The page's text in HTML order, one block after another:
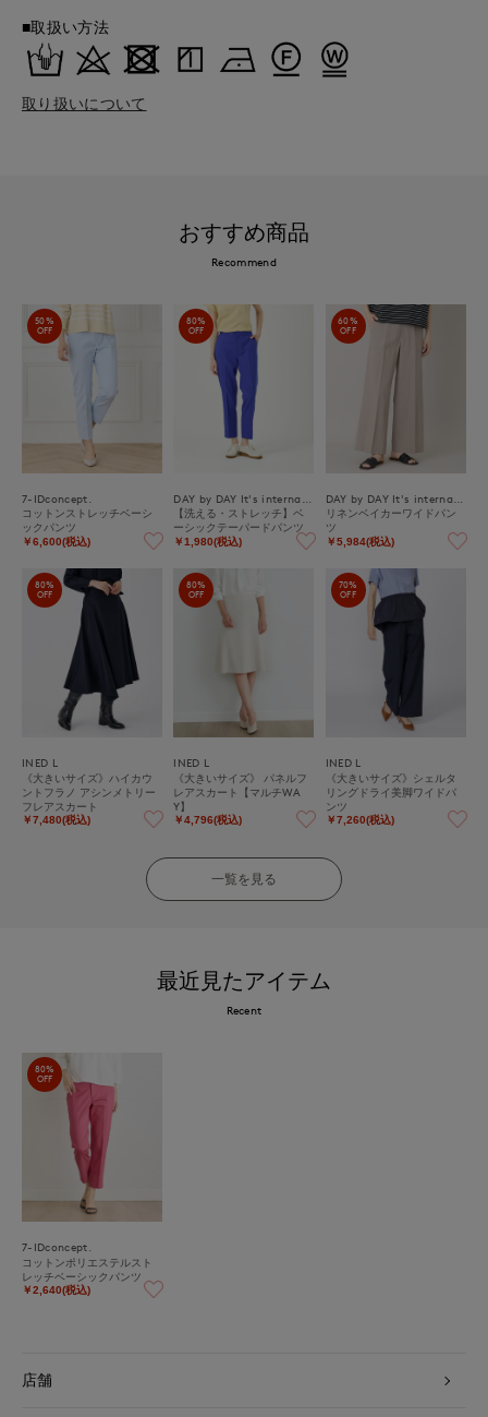
■取扱い方法
取り扱いについて
おすすめ商品
Recommend
50%
OFF
7-IDconcept.
コットンストレッチベーシ
ックパンツ
￥6,600(税込)
80%
OFF
【洗える・ストレッチ】ベ
ーシックテーパードパンツ
￥1,980(税込)
60%
OFF
リネンベイカーワイドパン
ツ
￥5,984(税込)
80%
OFF
INED L
《大きいサイズ》ハイカウ
ントフラノ アシンメトリー
フレアスカート
￥7,480(税込)
80%
OFF
INED L
《大きいサイズ》 パネルフ
レアスカート【マルチWA
Y】
￥4,796(税込)
70%
OFF
INED L
《大きいサイズ》シェルタ
リングドライ美脚ワイドパ
ンツ
￥7,260(税込)
一覧を見る
最近見たアイテム
Recent
80%
OFF
7-IDconcept.
コットンポリエステルスト
レッチベーシックパンツ
￥2,640(税込)
店舗